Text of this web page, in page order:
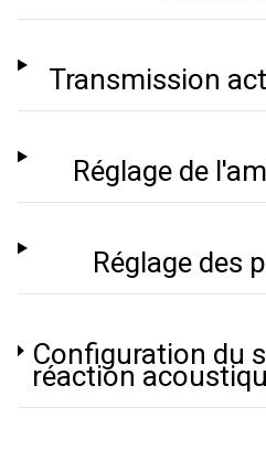
Transmission
Réglage de
Réglage des
Configuration du
réaction